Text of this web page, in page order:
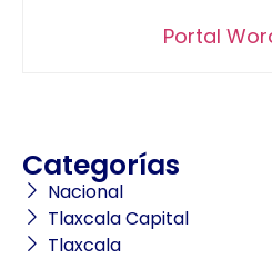
Portal
Categorías
Nacional
Tlaxcala Capital
Tlaxcala